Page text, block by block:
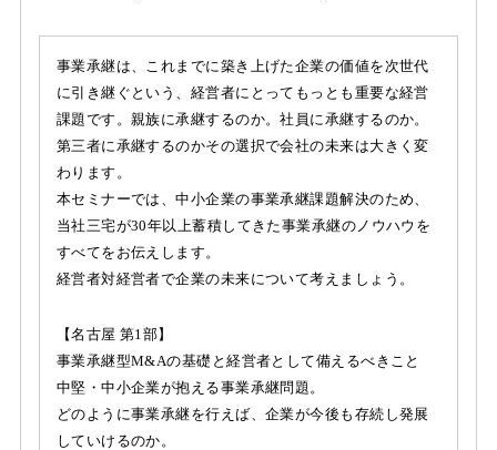
事業承継は、これまでに築き上げた企業の価値を次世代
に引き継ぐという、経営者にとってもっとも重要な経営
課題です。親族に承継するのか。社員に承継するのか。
第三者に承継するのかその選択で会社の未来は大きく変
わります。
本セミナーでは、中小企業の事業承継課題解決のため、
当社三宅が30年以上蓄積してきた事業承継のノウハウを
すべてをお伝えします。
経営者対経営者で企業の未来について考えましょう。
【名古屋 第1部】
事業承継型M&Aの基礎と経営者として備えるべきこと
中堅・中小企業が抱える事業承継問題。
どのように事業承継を行えば、企業が今後も存続し発展
していけるのか。